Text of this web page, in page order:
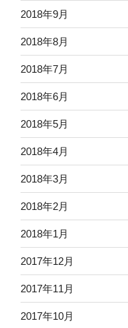
2018年9月
2018年8月
2018年7月
2018年6月
2018年5月
2018年4月
2018年3月
2018年2月
2018年1月
2017年12月
2017年11月
2017年10月